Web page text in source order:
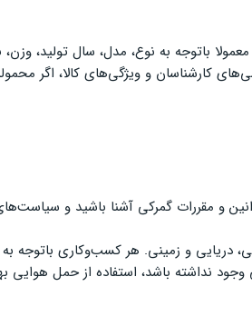
باتوجه به نوع، مدل، سال تولید، وزن،
کارشناسان و ویژگی‌های کالا، اگر
و مقررات گمرکی آشنا باشید و
و زمینی. هر کسب‌وکاری باتوجه به
نداشته باشد، استفاده از حمل